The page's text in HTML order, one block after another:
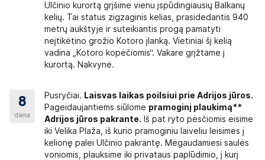
ar sunaikinimo dėl nusikalstamos trečiųjų
paslaugų teikėjas atsakomybės
anksti ryte, dažniausiai tarp 3:00 ir 06:00. Į
išvykstame 07:00-09:00 (po pusryčių).
„vakare“ – 18:00-22:00; „vėlai vakare“ –
iš kelionės laikas gali keistis dėl įvairių
sąlygų), kurių neįmanoma numatyti iš
(~20 min).
Ulčinio kurortą grįšime vienu įspūdingiausių Balkanų
kelių. Tai status zigzaginis kelias, prasidedantis 940
metrų aukštyje ir suteikiantis progą pamatyti
neįtikėtino grožio Kotoro įlanką. Vietiniai šį kelią
vadina „Kotoro kopėčiomis“. Vakare grįžtame į
kurortą. Nakvynė.
8
diena
Pusryčiai. Laisvas laikas poilsiui prie Adrijos jūros.
Pageidaujantiems siūlome pramoginį plaukimą**
Adrijos jūros pakrante. Iš pat ryto pėsčiomis eisime
iki Velika Plaža, iš kurio pramoginiu laiveliu leisimės į
kelionę palei Ulčinio pakrantę. Mėgaudamiesi saulės
voniomis, plauksime iki privataus paplūdimio, į kurį